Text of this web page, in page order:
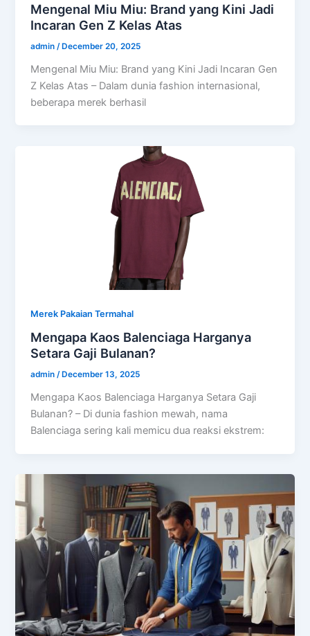
Mengenal Miu Miu: Brand yang Kini Jadi
Incaran Gen Z Kelas Atas
admin /December 20, 2025
Mengenal Miu Miu: Brand yang Kini Jadi Incaran Gen
Z Kelas Atas – Dalam dunia fashion internasional,
beberapa merek berhasil
Merek Pakaian Termahal
Mengapa Kaos Balenciaga Harganya
Setara Gaji Bulanan?
admin/ December 13, 2025
Mengapa Kaos Balenciaga Harganya Setara Gaji
Bulanan? – Di dunia fashion mewah, nama
Balenciaga sering kali memicu dua reaksi ekstrem: